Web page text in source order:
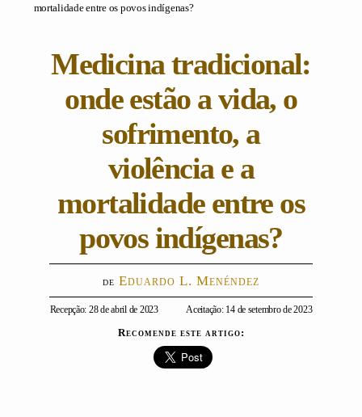
mortalidade entre os povos indígenas?
Medicina tradicional:
onde estão a vida, o
sofrimento, a
violência e a
mortalidade entre os
povos indígenas?
Eduardo L. Menéndez
Recepção: 28 de abril de 2023 Aceitação: 14 de setembro de 2023
Recomende este artigo: